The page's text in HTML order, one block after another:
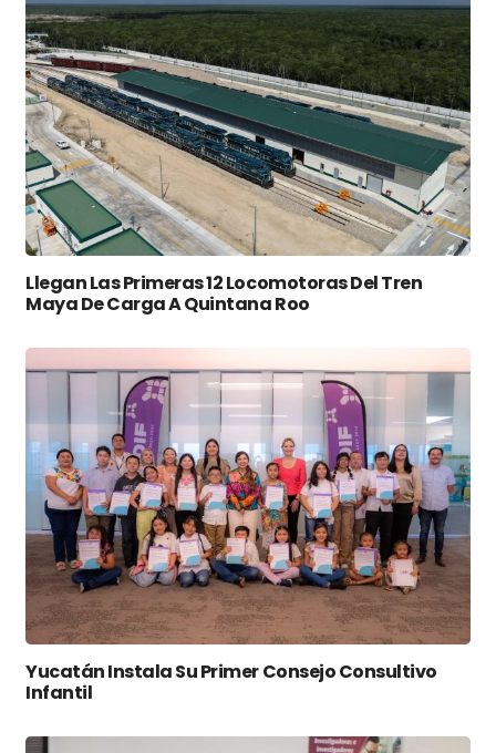
Llegan Las Primeras 12 Locomotoras Del Tren
Maya De Carga A Quintana Roo
Yucatán Instala Su Primer Consejo Consultivo
Infantil